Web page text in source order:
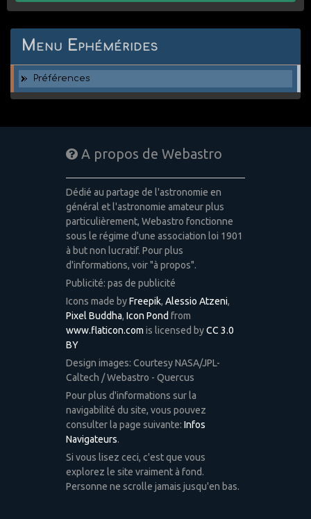
Menu Ephémérides
Préférences
A propos de Webastro
Dédié au partage de l'astronomie en
général et l'astronomie amateur plus
particulièrement, Webastro fonctionne
sous le régime d'une association loi 1901
à but non lucratif. Pour plus
d'informations, voir "à propos".
Publicité: pas de publicité
Icons made byFreepik, Alessio Atzeni,
Pixel Buddha, Icon Pond from
www.flaticon.com is licensed byCC 3.0
BY
Design images: Courtesy NASA/JPL-
Caltech / Webastro - Quercus
Pour plus d'informations sur la
navigabilité du site, vous pouvez
consulter la page suivante: Infos
Navigateurs.
Si vous lisez ceci, c'est que vous
explorez le site vraiment à fond.
Personne ne scrolle jamais jusqu'en bas.